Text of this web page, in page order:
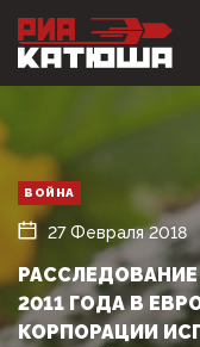
ВОЙНА
27 Февраля 2018
2011 ГОДА В
КОРПОРАЦИИ